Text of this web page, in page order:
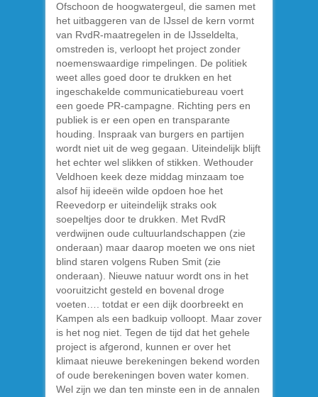
Ofschoon de hoogwatergeul, die samen met
het uitbaggeren van de IJssel de kern vormt
van RvdR-maatregelen in de IJsseldelta,
omstreden is, verloopt het project zonder
noemenswaardige rimpelingen. De politiek
weet alles goed door te drukken en het
ingeschakelde communicatiebureau voert
een goede PR-campagne. Richting pers en
publiek is er een open en transparante
houding. Inspraak van burgers en partijen
wordt niet uit de weg gegaan. Uiteindelijk blijft
het echter wel slikken of stikken. Wethouder
Veldhoen keek deze middag minzaam toe
alsof hij ideeën wilde opdoen hoe het
Reevedorp er uiteindelijk straks ook
soepeltjes door te drukken. Met RvdR
verdwijnen oude cultuurlandschappen (zie
onderaan) maar daarop moeten we ons niet
blind staren volgens Ruben Smit (zie
onderaan). Nieuwe natuur wordt ons in het
vooruitzicht gesteld en bovenal droge
voeten…. totdat er een dijk doorbreekt en
Kampen als een badkuip volloopt. Maar zover
is het nog niet. Tegen de tijd dat het gehele
project is afgerond, kunnen er over het
klimaat nieuwe berekeningen bekend worden
of oude berekeningen boven water komen.
Wel zijn we dan ten minste een in de annalen